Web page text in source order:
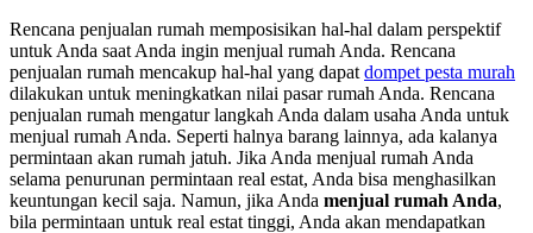
Rencana penjualan rumah memposisikan hal-hal dalam perspektif
untuk Anda saat Anda ingin menjual rumah Anda. Rencana
penjualan rumah mencakup hal-hal yang dapat dompet pesta murah
dilakukan untuk meningkatkan nilai pasar rumah Anda. Rencana
penjualan rumah mengatur langkah Anda dalam usaha Anda untuk
menjual rumah Anda. Seperti halnya barang lainnya, ada kalanya
permintaan akan rumah jatuh. Jika Anda menjual rumah Anda
selama penurunan permintaan real estat, Anda bisa menghasilkan
keuntungan kecil saja. Namun, jika Anda menjual rumah Anda,
bila permintaan untuk real estat tinggi, Anda akan mendapatkan